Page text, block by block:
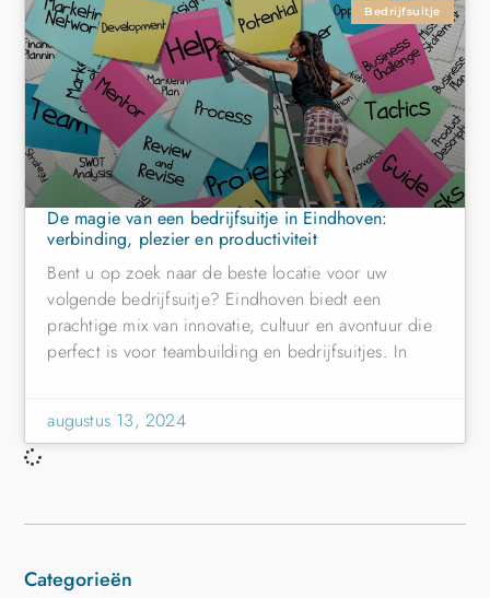
Categorieën
Bedrijfsuitje
De magie van een bedrijfsuitje in Eindhoven:
verbinding, plezier en productiviteit
Bent u op zoek naar de beste locatie voor uw
volgende bedrijfsuitje? Eindhoven biedt een
prachtige mix van innovatie, cultuur en avontuur die
perfect is voor teambuilding en bedrijfsuitjes. In
augustus 13, 2024